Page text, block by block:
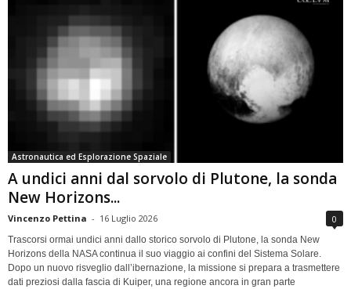
Astronautica ed Esplorazione Spaziale
A undici anni dal sorvolo di Plutone, la sonda
New Horizons...
Vincenzo Pettina - 16 Luglio 2026 0
Trascorsi ormai undici anni dallo storico sorvolo di Plutone, la sonda New
Horizons della NASA continua il suo viaggio ai confini del Sistema Solare.
Dopo un nuovo risveglio dall’ibernazione, la missione si prepara a trasmettere
dati preziosi dalla fascia di Kuiper, una regione ancora in gran parte